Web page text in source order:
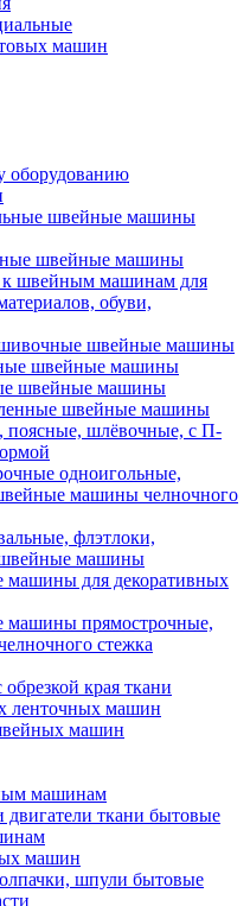
машин
оборудованию
швейные машины
швейные машины
к швейным машинам для
обуви,
швейные машины
швейные машины
швейные машины
швейные машины
поясные, шлёвочные, с П-
одноигольные,
машины челночного
флэтлоки,
машины
для декоративных
машины прямострочные,
стежка
края ткани
ленточных машин
машин
машинам
ткани бытовые
машин
шпули бытовые